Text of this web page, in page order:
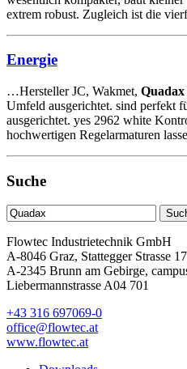
extrem robust. Zugleich ist die
Energie
…Hersteller JC, Wakmet, Quadax
Umfeld ausgerichtet. sind perfekt
ausgerichtet. yes 2962 white
hochwertigen Regelarmaturen
Suche
Flowtec Industrietechnik GmbH
A-8046 Graz, Stattegger Strasse
A-2345 Brunn am Gebirge,
Liebermannstrasse A04 701
+43 316 697069-0
office@flowtec.at
www.flowtec.at